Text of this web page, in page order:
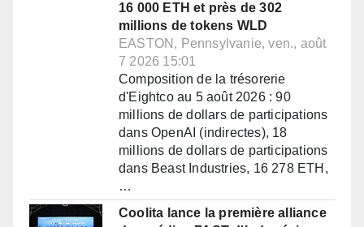
16 000 ETH et près de 302
millions de tokens WLD
EASTON, Pennsylvanie, ven., août
7 2026 15:01
Composition de la trésorerie
d'Eightco au 5 août 2026 : 90
millions de dollars de participations
dans OpenAI (indirectes), 18
millions de dollars de participations
dans Beast Industries, 16 278 ETH,
…
Coolita lance la première alliance